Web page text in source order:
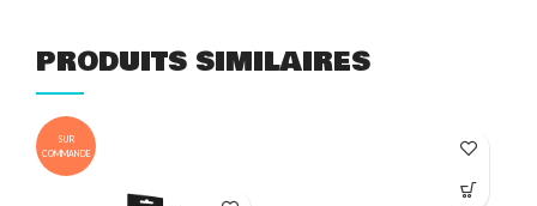
PRODUITS SIMILAIRES
SUR
COMMANDE